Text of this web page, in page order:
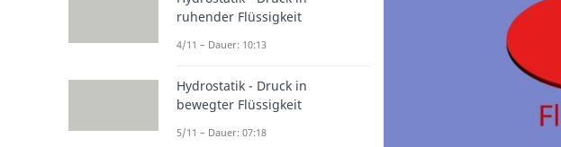
ruhender Flüssigkeit
4/11 – Dauer: 10:13
Hydrostatik - Druck in
bewegter Flüssigkeit
5/11 – Dauer: 07:18